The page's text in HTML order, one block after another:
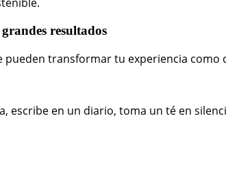
resultados
transformar tu experiencia
escribe en un diario, toma un té en